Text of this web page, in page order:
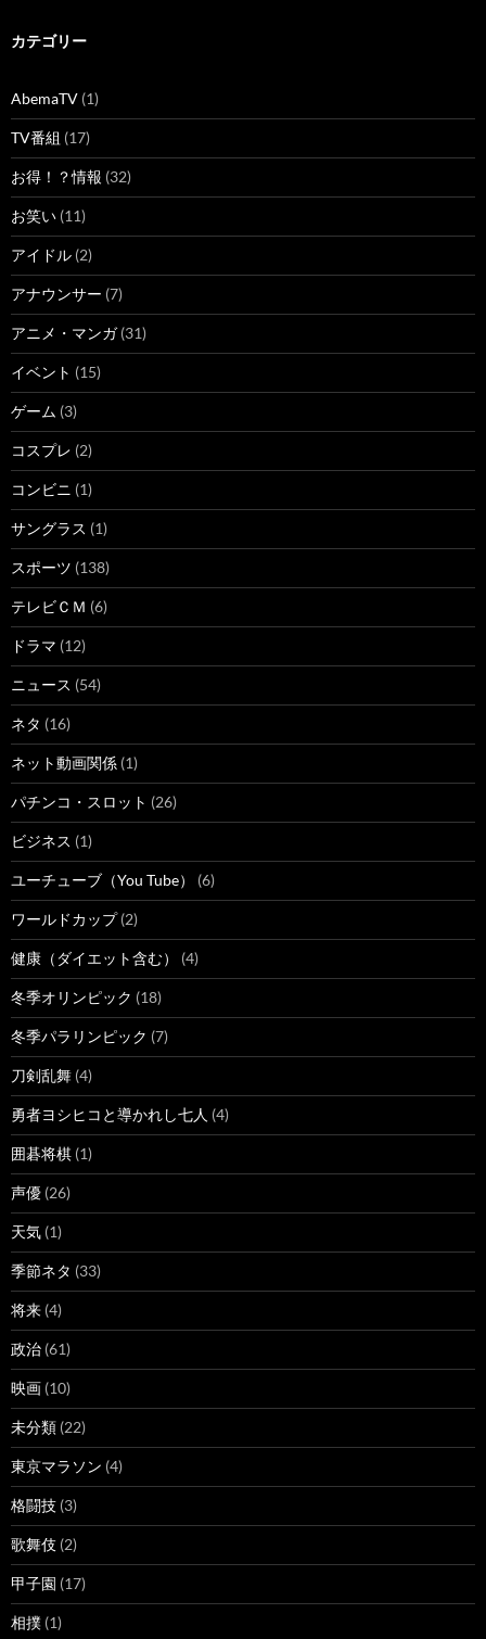
カテゴリー
AbemaTV (1)
TV番組 (17)
お得！？情報 (32)
お笑い (11)
アイドル (2)
アナウンサー (7)
アニメ・マンガ(31)
イベント (15)
ゲーム (3)
コスプレ (2)
コンビニ (1)
サングラス (1)
スポーツ (138)
テレビＣＭ (6)
ドラマ (12)
ニュース (54)
ネタ (16)
ネット動画関係 (1)
パチンコ・スロット (26)
ビジネス (1)
ユーチューブ（You Tube） (6)
ワールドカップ(2)
健康（ダイエット含む） (4)
冬季オリンピック (18)
冬季パラリンピック (7)
刀剣乱舞 (4)
勇者ヨシヒコと導かれし七人 (4)
囲碁将棋 (1)
声優 (26)
天気 (1)
季節ネタ (33)
将来 (4)
政治 (61)
映画 (10)
未分類 (22)
東京マラソン (4)
格闘技 (3)
歌舞伎 (2)
甲子園 (17)
相撲 (1)